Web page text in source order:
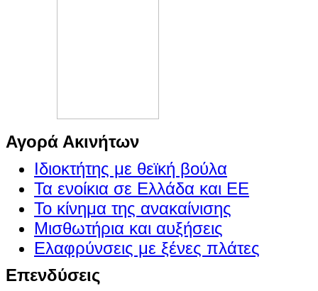
Αγορά Ακινήτων
Ιδιοκτήτης με θεϊκή βούλα
Τα ενοίκια σε Ελλάδα και ΕΕ
Το κίνημα της ανακαίνισης
Μισθωτήρια και αυξήσεις
Ελαφρύνσεις με ξένες πλάτες
Επενδύσεις